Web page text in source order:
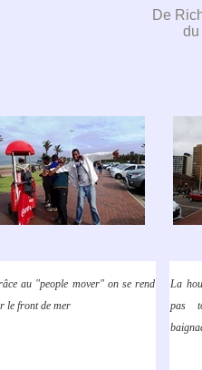
De
du
au "people mover" on se rend
le front de mer
La
pas